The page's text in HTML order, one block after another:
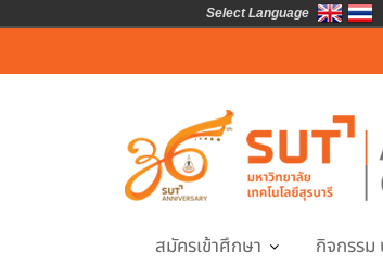
สมัครเข้าศึกษา กิจกรรม
Select Language